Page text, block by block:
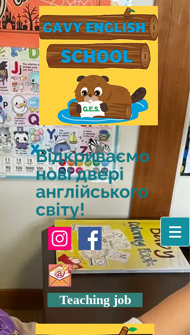
Відкриваємо
нові двері
англійського
світу!
Teaching job